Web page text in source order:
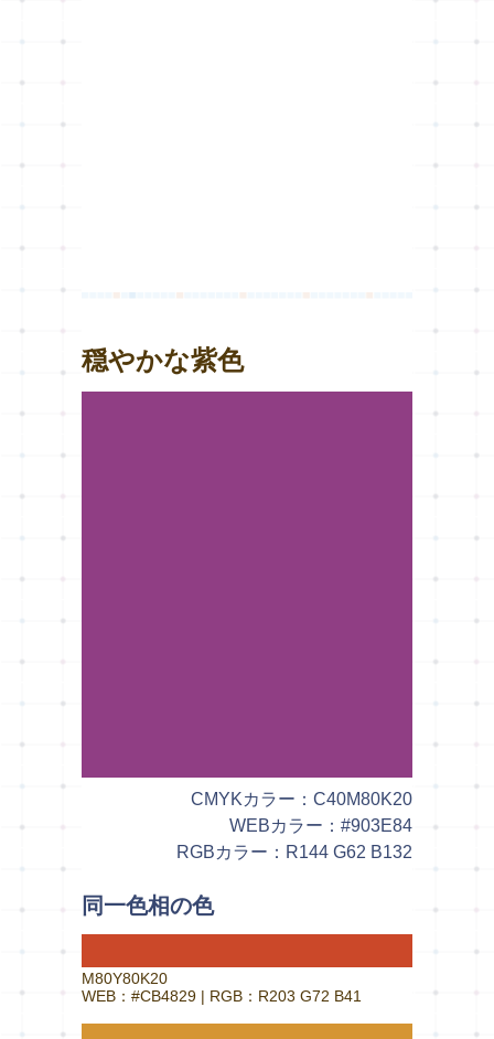
穏やかな紫色
CMYKカラー：C40M80K20
WEBカラー：#903E84
RGBカラー：R144 G62 B132
同一色相の色
M80Y80K20
WEB：#CB4829 | RGB：R203 G72 B41